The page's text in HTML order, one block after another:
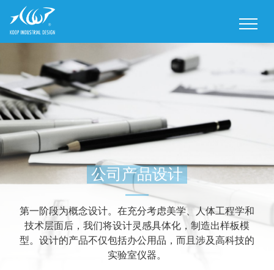
公司产品设计
第一阶段为概念设计。在充分考虑美学、人体工程学和
技术层面后，我们将设计灵感具体化，制造出样板模
型。设计的产品不仅包括办公用品，而且涉及高科技的
实验室仪器。